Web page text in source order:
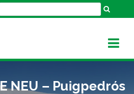
NEU – Puigpedrós